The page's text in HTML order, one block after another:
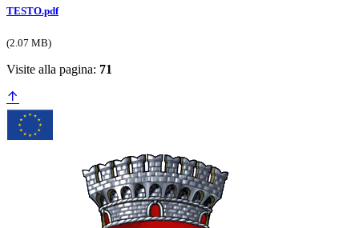
TESTO.pdf
(2.07 MB)
Visite alla pagina: 71